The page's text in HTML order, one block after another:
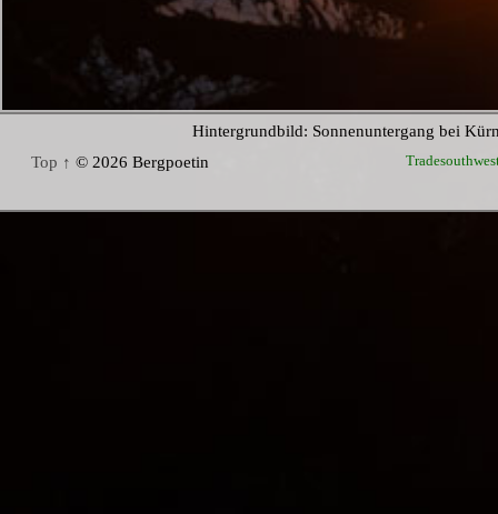
Hintergrundbild: Sonnenuntergang bei
Top ↑ © 2026 Bergpoetin